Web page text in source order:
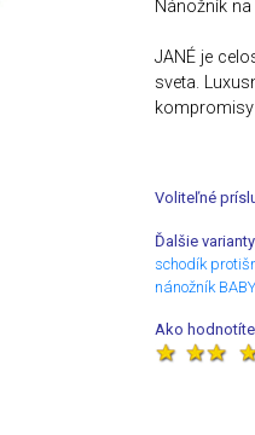
Nánožník
JANÉ je
sveta.
Voliteľné
Ďalšie
schodík
nánožník
Ako